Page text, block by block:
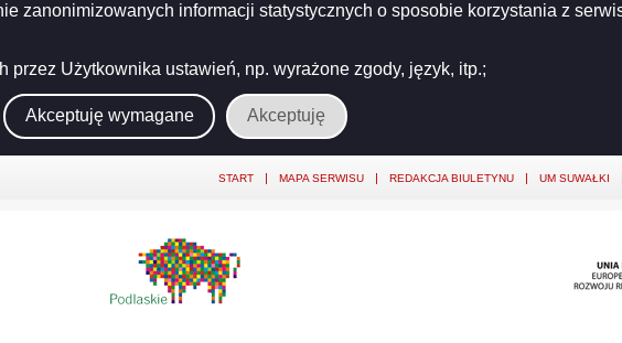
zanonimizowanych informacji statystycznych o sposobie korzystania z
Użytkownika ustawień, np. wyrażone zgody, język, itp.;
Akceptuję wymagane Akceptuję
11-24
START MAPA SERWISU REDAKCJA BIULETYNU UM SUWAŁKI